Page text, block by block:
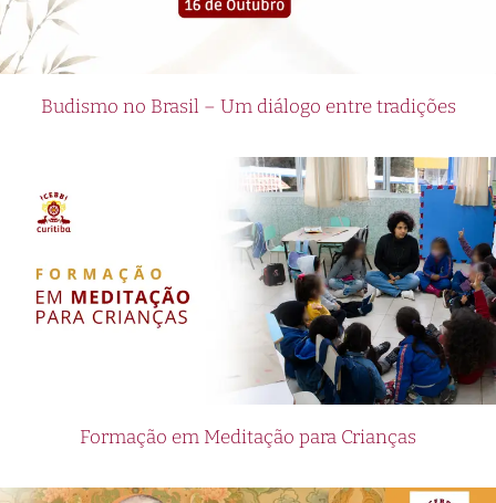
Budismo no Brasil – Um diálogo entre tradições
Formação em Meditação para Crianças